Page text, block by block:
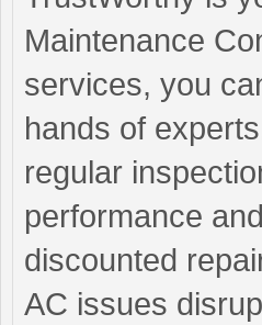
Maintenance
services, you
hands of
regular
performance
discounted
AC issues